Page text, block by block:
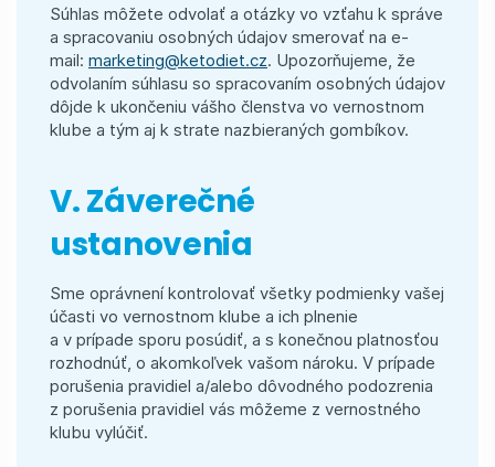
Súhlas môžete odvolať a otázky vo vzťahu k správe
a spracovaniu osobných údajov smerovať na e-
mail: marketing@ketodiet.cz. Upozorňujeme, že
odvolaním súhlasu so spracovaním osobných údajov
dôjde k ukončeniu vášho členstva vo vernostnom
klube a tým aj k strate nazbieraných gombíkov.
V. Záverečné
ustanovenia
Sme oprávnení kontrolovať všetky podmienky vašej
účasti vo vernostnom klube a ich plnenie
a v prípade sporu posúdiť, a s konečnou platnosťou
rozhodnúť, o akomkoľvek vašom nároku. V prípade
porušenia pravidiel a/alebo dôvodného podozrenia
z porušenia pravidiel vás môžeme z vernostného
klubu vylúčiť.